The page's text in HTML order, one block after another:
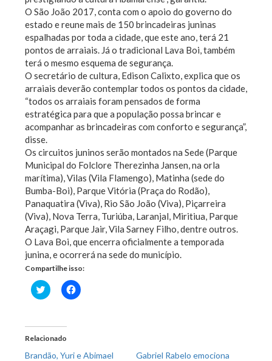
O São João 2017, conta com o apoio do governo do
estado e reune mais de 150 brincadeiras juninas
espalhadas por toda a cidade, que este ano, terá 21
pontos de arraiais. Já o tradicional Lava Boi, também
terá o mesmo esquema de segurança.
O secretário de cultura, Edison Calixto, explica que os
arraiais deverão contemplar todos os pontos da cidade,
“todos os arraiais foram pensados de forma
estratégica para que a população possa brincar e
acompanhar as brincadeiras com conforto e segurança”,
disse.
Os circuitos juninos serão montados na Sede (Parque
Municipal do Folclore Therezinha Jansen, na orla
marítima), Vilas (Vila Flamengo), Matinha (sede do
Bumba-Boi), Parque Vitória (Praça do Rodão),
Panaquatira (Viva), Rio São João (Viva), Piçarreira
(Viva), Nova Terra, Turiúba, Laranjal, Miritiua, Parque
Araçagi, Parque Jair, Vila Sarney Filho, dentre outros.
O Lava Boi, que encerra oficialmente a temporada
junina, e ocorrerá na sede do município.
Compartilhe isso:
Clique
para
em
nova
janela)
Clique
para
Relacionado
Brandão, Yuri e Abimael
Gabriel Rabelo emociona